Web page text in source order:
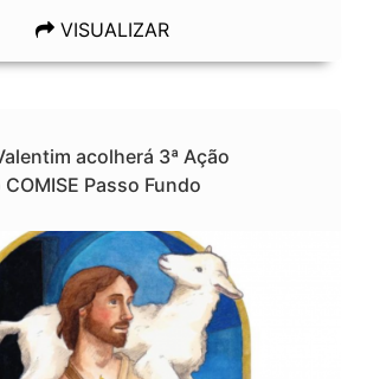
VISUALIZAR
acolherá 3ª Ação
Passo Fundo